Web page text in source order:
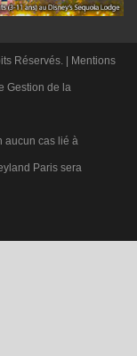
Réservés. | Mentions
Gestion de la
aucun cas lié à
Paris sera